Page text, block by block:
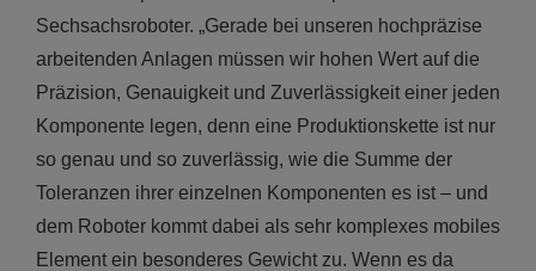
Sechsachsroboter. „Gerade bei unseren hochpräzise
arbeitenden Anlagen müssen wir hohen Wert auf die
Präzision, Genauigkeit und Zuverlässigkeit einer jeden
Komponente legen, denn eine Produktionskette ist nur
so genau und so zuverlässig, wie die Summe der
Toleranzen ihrer einzelnen Komponenten es ist – und
dem Roboter kommt dabei als sehr komplexes mobiles
Element ein besonderes Gewicht zu. Wenn es da